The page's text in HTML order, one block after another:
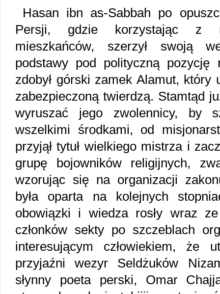
Hasan ibn as-Sabbah po
Persji, gdzie korzystając z
mieszkańców, szerzył swoją
podstawy pod polityczną pozycję
zdobył górski zamek Alamut, który
zabezpieczoną twierdzą. Stamtąd
wyruszać jego zwolennicy, by
wszelkimi środkami, od
przyjął tytuł wielkiego mistrza i
grupę bojowników religijnych,
wzorując się na organizacji
była oparta na kolejnych
obowiązki i wiedza rosły wraz
członków sekty po szczeblach
interesującym człowiekiem, że
przyjaźni wezyr Seldżuków
słynny poeta perski, Omar